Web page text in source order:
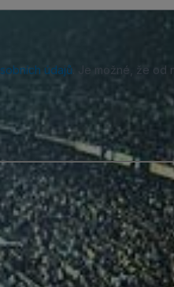
údajů. Je možné, že od